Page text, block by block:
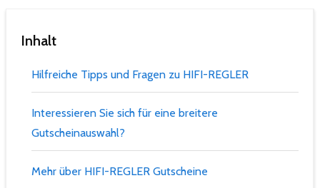
Inhalt
Hilfreiche Tipps und Fragen zu HIFI-REGLER
Interessieren Sie sich für eine breitere
Gutscheinauswahl?
Mehr über HIFI-REGLER Gutscheine